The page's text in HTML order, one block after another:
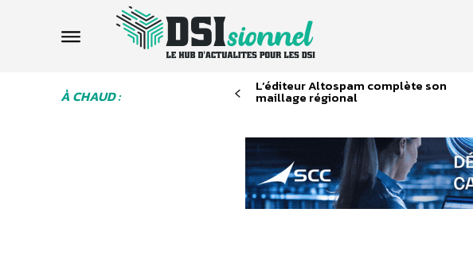
À CHAUD :
L’éditeur Altospam complète son
maillage régional